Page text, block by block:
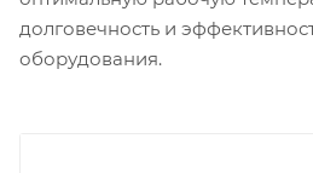
долговечность и
оборудования.